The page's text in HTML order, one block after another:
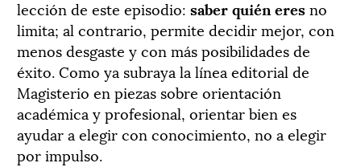
lección de este episodio: saber quién eresno
limita; al contrario, permite decidir mejor, con
menos desgaste y con más posibilidades de
éxito. Como ya subraya la línea editorial de
Magisterio en piezas sobre orientación
académica y profesional, orientar bien es
ayudar a elegir con conocimiento, no a elegir
por impulso.